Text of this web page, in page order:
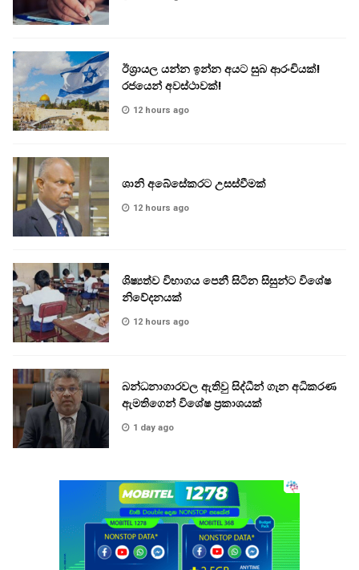
ඊශ්‍රායල යන්න ඉන්න අයට සුබ ආරංචියක්!
‍රජයෙන් අවස්ථාවක්!
12 hours ago
ශානි අබේසේකරට උසස්වීමක්
12 hours ago
ශිෂ්‍යත්ව විභාගය පෙනී සිටින සිසුන්ට විශේෂ
නිවේදනයක්
12 hours ago
බන්ධනාගාරවල ඇතිවු සිද්ධීන් ගැන අධිකරණ
ඇමතිගෙන් විශේෂ ප්‍රකාශයක්
1 day ago